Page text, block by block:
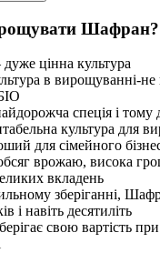
Шафран?
цінна культура
в вирощуванні-не
спеція і тому
культура для
для сімейного
врожаю, висока
вкладень
зберіганні,
і навіть десятиліть
свою вартість